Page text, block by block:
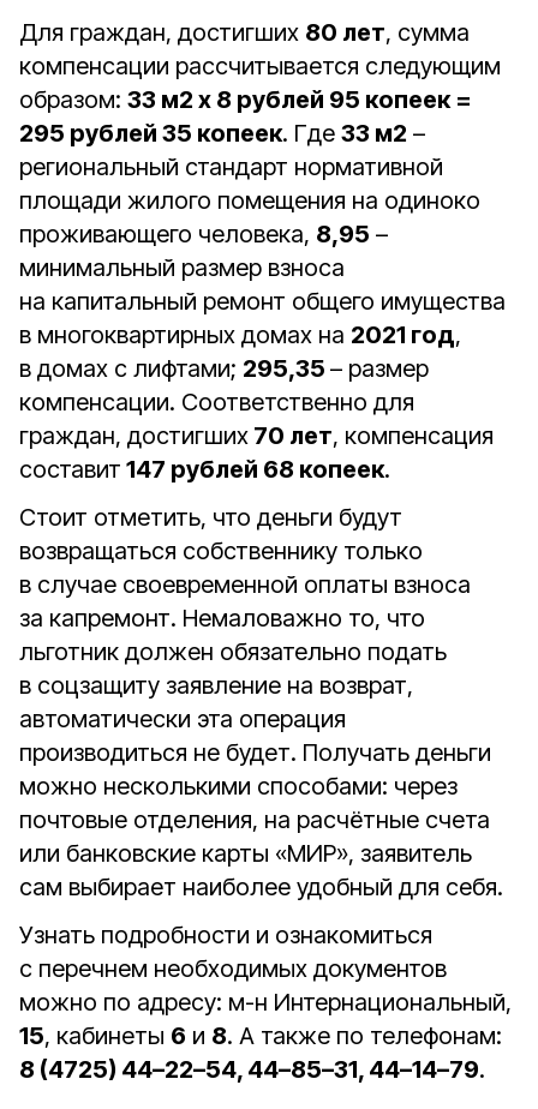
Для граждан, достигших 80 лет, сумма
компенсации рассчитывается следующим
образом: 33 м2 x 8 рублей 95 копеек =
295 рублей 35 копеек. Где 33 м2 –
региональный стандарт нормативной
площади жилого помещения на одиноко
проживающего человека, 8,95 –
минимальный размер взноса
на капитальный ремонт общего имущества
в многоквартирных домах на 2021 год,
в домах с лифтами; 295,35 – размер
компенсации. Соответственно для
граждан, достигших 70 лет, компенсация
составит 147 рублей 68 копеек.
Стоит отметить, что деньги будут
возвращаться собственнику только
в случае своевременной оплаты взноса
за капремонт. Немаловажно то, что
льготник должен обязательно подать
в соцзащиту заявление на возврат,
автоматически эта операция
производиться не будет. Получать деньги
можно несколькими способами: через
почтовые отделения, на расчётные счета
или банковские карты «МИР», заявитель
сам выбирает наиболее удобный для себя.
Узнать подробности и ознакомиться
с перечнем необходимых документов
можно по адресу: м-н Интернациональный,
15, кабинеты 6 и 8. А также по телефонам:
8 (4725) 44–22–54, 44–85–31, 44–14–79.